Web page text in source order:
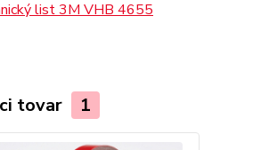
list 3M VHB 4655
tovar 1